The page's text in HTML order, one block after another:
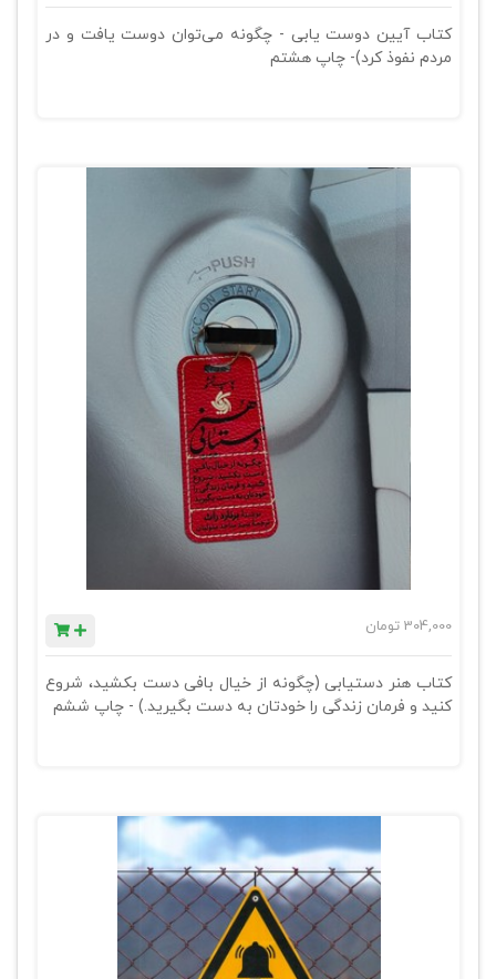
کتاب آیین دوست یابی - چگونه می‌توان دوست یافت و در
مردم نفوذ کرد)- چاپ هشتم
304,000 تومان
کتاب هنر دستیابی (چگونه از خیال بافی دست بکشید، شروع
کنید و فرمان زندگی را خودتان به دست بگیرید.) - چاپ ششم